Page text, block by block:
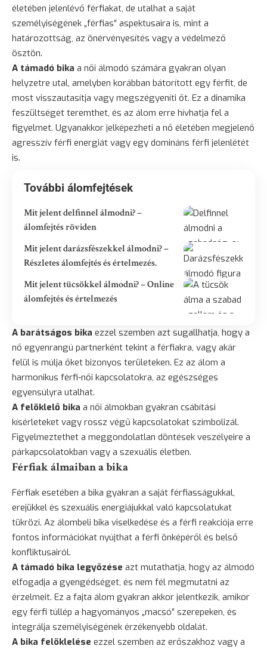
életében jelenlévő férfiakat, de utalhat a saját
személyiségének „férfias” aspektusaira is, mint a
határozottság, az önérvényesítés vagy a védelmező
ösztön.
A támadó bika a női álmodó számára gyakran olyan
helyzetre utal, amelyben korábban bátorított egy férfit, de
most visszautasítja vagy megszégyeníti őt. Ez a dinamika
feszültséget teremthet, és az álom erre hívhatja fel a
figyelmet. Ugyanakkor jelképezheti a nő életében megjelenő
agresszív férfi energiát vagy egy domináns férfi jelenlétét
is.
További álomfejtések
Mit jelent delfinnel álmodni? –
álomfejtés röviden
Mit jelent darázsfészekkel álmodni? –
Részletes álomfejtés és értelmezés.
Mit jelent tücsökkel álmodni? – Online
álomfejtés és értelmezés
A barátságos bika ezzel szemben azt sugallhatja, hogy a
nő egyenrangú partnerként tekint a férfiakra, vagy akár
felül is múlja őket bizonyos területeken. Ez az álom a
harmonikus férfi-női kapcsolatokra, az egészséges
egyensúlyra utalhat.
A felöklelő bika a női álmokban gyakran csábítási
kísérleteket vagy rossz végű kapcsolatokat szimbolizál.
Figyelmeztethet a meggondolatlan döntések veszélyeire a
párkapcsolatokban vagy a szexuális életben.
Férfiak álmaiban a bika
Férfiak esetében a bika gyakran a saját férfiasságukkal,
erejükkel és szexuális energiájukkal való kapcsolatukat
tükrözi. Az álombeli bika viselkedése és a férfi reakciója erre
fontos információkat nyújthat a férfi önképéről és belső
konfliktusairól.
A támadó bika legyőzése azt mutathatja, hogy az álmodó
elfogadja a gyengédséget, és nem fél megmutatni az
érzelmeit. Ez a fajta álom gyakran akkor jelentkezik, amikor
egy férfi túllép a hagyományos „macsó” szerepeken, és
integrálja személyiségének érzékenyebb oldalát.
A bika felöklelése ezzel szemben az erőszakhoz vagy a